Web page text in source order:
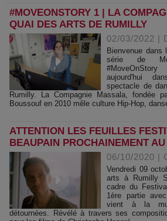
#MOVEONSTORY 1 | ​LA
QUAI DES ARTS DE RUMILLY
02/03/2022 |
Bienvenue dans
série de
aujourd'hui
spectacle de
Rumilly. La Compagnie Massala, fondée
Boussouf en 2010 mêle culture Hip-Hop,
ATTENTION LES FEUILLES
BEAUPAIN PROCHAINEMENT
06/10/2020 |
Vendredi 09
arts à Rumilly
cadre du
1ère partie
vient à la
détournées. Révélé à travers ses